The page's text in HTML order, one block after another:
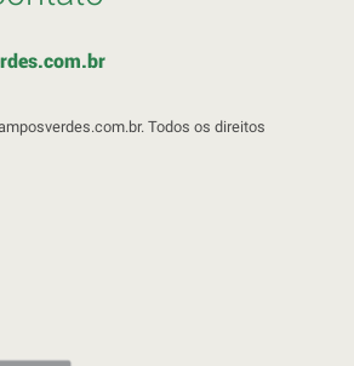
Todos os direitos